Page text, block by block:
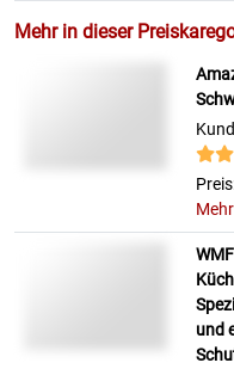
Mehr in dieser
und